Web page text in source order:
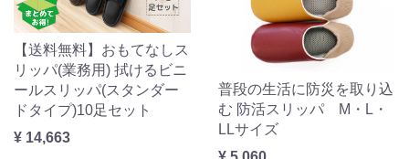
【送料無料】おもてなしス
リッパ(業務用) 拭けるビニ
ールスリッパ(スタンダー
ドタイプ)10足セット
¥ 14,663
普段の生活に防災を取り込
む 防活スリッパ M・L・
LLサイズ